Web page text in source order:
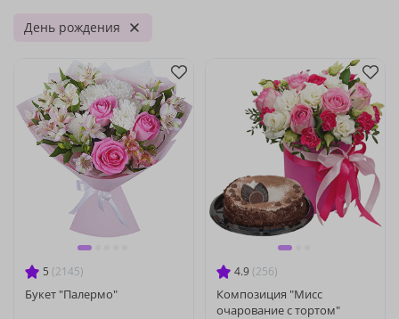
День рождения
5 (2145)
Букет "Палермо"
4.9 (256)
Композиция "Мисс
очарование с тортом"